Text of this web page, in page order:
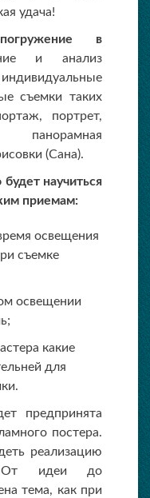
удача!
в
и анализ
съемки таких
портрет,
панорамная
(Сана).
научиться
приемам:
освещения
съемке
освещении
какие
для
предпринята
постера.
реализацию
От идеи до
тема, как при